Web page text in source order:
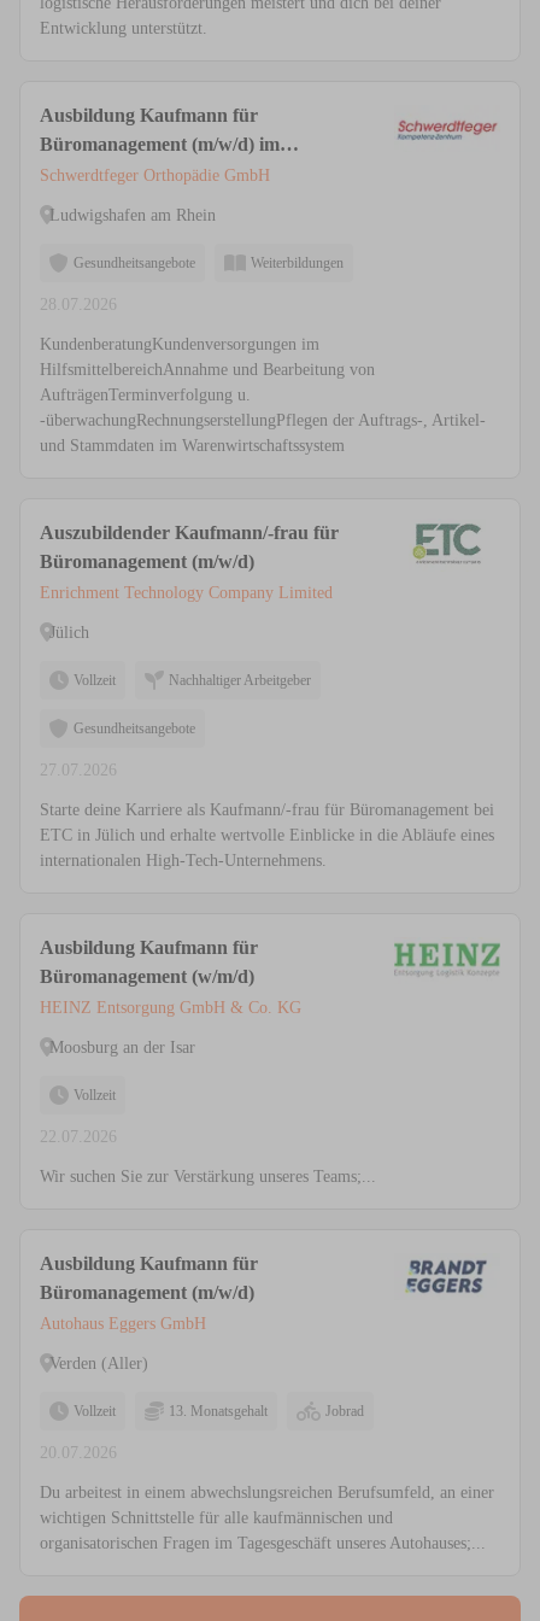
Entwicklung unterstützt.
Ausbildung Kaufmann für
Büromanagement (m/w/d) im
Sanitätshaus
Schwerdtfeger Orthopädie GmbH
Ludwigshafen am Rhein
Gesundheitsangebote Weiterbildungen
28.07.2026
KundenberatungKundenversorgungen im
HilfsmittelbereichAnnahme und Bearbeitung von
AufträgenTerminverfolgung u.
-überwachungRechnungserstellungPflegen der Auftrags-, Artikel-
und Stammdaten im Warenwirtschaftssystem
Auszubildender Kaufmann/-frau für
Büromanagement (m/w/d)
Enrichment Technology Company Limited
Jülich
Vollzeit Nachhaltiger Arbeitgeber
Gesundheitsangebote
27.07.2026
Starte deine Karriere als Kaufmann/-frau für Büromanagement bei
ETC in Jülich und erhalte wertvolle Einblicke in die Abläufe eines
internationalen High-Tech-Unternehmens.
Ausbildung Kaufmann für
Büromanagement (w/m/d)
HEINZ Entsorgung GmbH & Co. KG
Moosburg an der Isar
Vollzeit
22.07.2026
Wir suchen Sie zur Verstärkung unseres Teams;...
Ausbildung Kaufmann für
Büromanagement (m/w/d)
Autohaus Eggers GmbH
Verden (Aller)
Vollzeit 13. Monatsgehalt Jobrad
20.07.2026
Du arbeitest in einem abwechslungsreichen Berufsumfeld, an einer
wichtigen Schnittstelle für alle kaufmännischen und
organisatorischen Fragen im Tagesgeschäft unseres Autohauses;...